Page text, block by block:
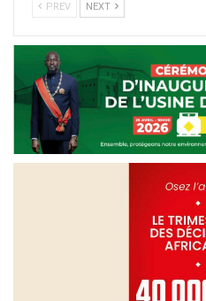
PREV NEXT